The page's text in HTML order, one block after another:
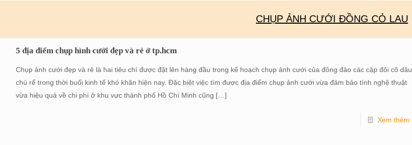
CHỤP ẢNH CƯỚI ĐỒNG CỎ LAU
5 địa điểm chụp hình cưới đẹp và rẻ ở tp.hcm
Chụp ảnh cưới đẹp và rẻ là hai tiêu chí được đặt lên hàng đầu trong kế hoạch chụp ảnh cưới của đông đảo các cặp đôi cô dâu
chú rể trong thời buổi kinh tế khó khăn hiện nay. Đặc biệt việc tìm được địa điểm chụp ảnh cưới vừa đảm bảo tính nghệ thuật
vừa hiệu quả về chi phí ở khu vực thành phố Hồ Chí Minh cũng […]
Xem thêm